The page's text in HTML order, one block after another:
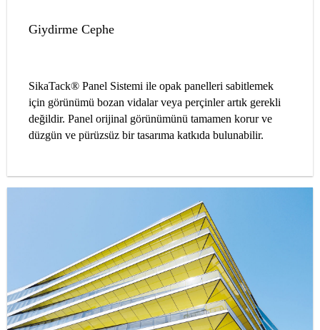
Giydirme Cephe
SikaTack® Panel Sistemi ile opak panelleri sabitlemek
için görünümü bozan vidalar veya perçinler artık gerekli
değildir. Panel orijinal görünümünü tamamen korur ve
düzgün ve pürüzsüz bir tasarıma katkıda bulunabilir.